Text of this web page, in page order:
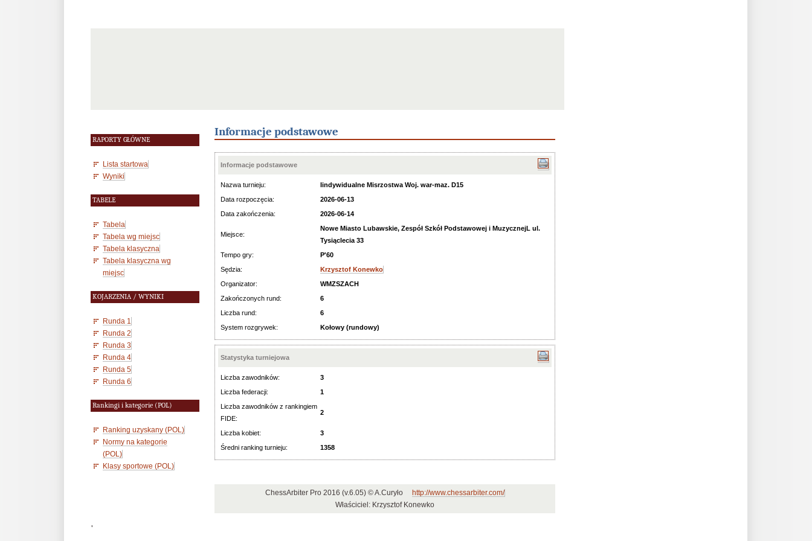
RAPORTY GŁÓWNE
Lista startowa
Wyniki
TABELE
Tabela
Tabela wg miejsc
Tabela klasyczna
Tabela klasyczna wg
miejsc
KOJARZENIA / WYNIKI
Runda 1
Runda 2
Runda 3
Runda 4
Runda 5
Runda 6
Rankingi i kategorie (POL)
Ranking uzyskany (POL)
Normy na kategorie
(POL)
Klasy sportowe (POL)
Informacje podstawowe
Informacje podstawowe
Nazwa turnieju:
Iindywidualne Misrzostwa Woj. war-maz. D15
Data rozpoczęcia:
2026-06-13
Data zakończenia:
2026-06-14
Miejsce:
Nowe Miasto Lubawskie, Zespół Szkół Podstawowej i MuzycznejL ul.
Tysiąclecia 33
Tempo gry:
P'60
Sędzia:
Krzysztof Konewko
Organizator:
WMZSZACH
Zakończonych rund:
6
Liczba rund:
6
System rozgrywek:
Kołowy (rundowy)
Statystyka turniejowa
Liczba zawodników:
3
Liczba federacji:
1
Liczba zawodników z rankingiem
FIDE:
2
Liczba kobiet:
3
Średni ranking turnieju:
1358
ChessArbiter Pro 2016 (v.6.05) © A.Curyło
http://www.chessarbiter.com/
Właściciel: Krzysztof Konewko
'